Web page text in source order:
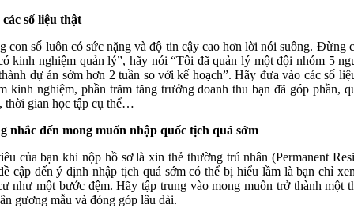
số liệu thật
con số luôn có sức nặng và độ tin cậy cao hơn lời nói suông. Đừng
kinh nghiệm quản lý”, hãy nói “Tôi đã quản lý một đội nhóm 5
dự án sớm hơn 2 tuần so với kế hoạch”. Hãy đưa vào các số
kinh nghiệm, phần trăm tăng trưởng doanh thu bạn đã góp phần,
thời gian học tập cụ thể…
nhắc đến mong muốn nhập quốc tịch quá sớm
của bạn khi nộp hồ sơ là xin thẻ thường trú nhân (Permanent
cập đến ý định nhập tịch quá sớm có thể bị hiểu lầm là bạn chỉ
như một bước đệm. Hãy tập trung vào mong muốn trở thành một
gương mẫu và đóng góp lâu dài.